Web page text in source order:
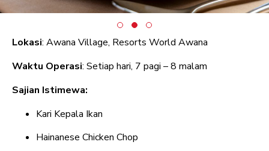
Lokasi: Awana Village, Resorts World Awana
Waktu Operasi: Setiap hari, 7 pagi – 8 malam
Sajian Istimewa:
Kari Kepala Ikan
Hainanese Chicken Chop